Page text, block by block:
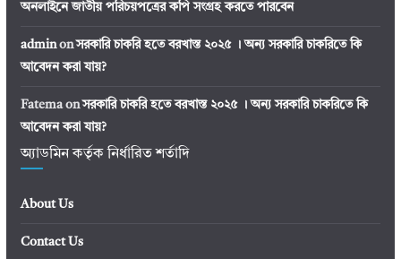
অনলাইনে জাতীয় পরিচয়পত্রের কপি সংগ্রহ করতে পারবেন
adminonসরকারি চাকরি হতে বরখাস্ত ২০২৫ । অন্য সরকারি চাকরিতে কি
আবেদন করা যায়?
Fatemaonসরকারি চাকরি হতে বরখাস্ত ২০২৫ । অন্য সরকারি চাকরিতে কি
আবেদন করা যায়?
অ্যাডমিন কর্তৃক নির্ধারিত শর্তাদি
About Us
Contact Us